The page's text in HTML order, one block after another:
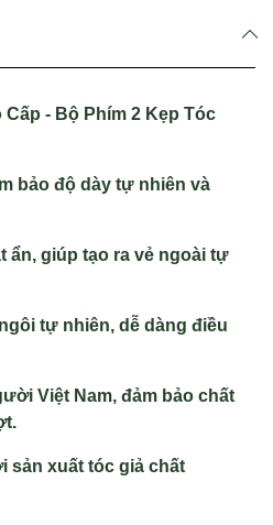
- Bộ Phím 2 Kẹp Tóc
bảo độ dày tự nhiên và
ẩn, giúp tạo ra vẻ ngoài tự
tự nhiên, dễ dàng điều
Việt Nam, đảm bảo chất
sản xuất tóc giả chất